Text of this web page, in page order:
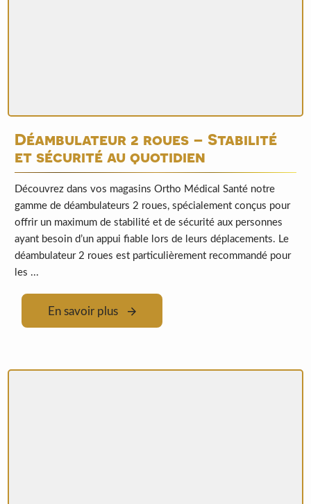
Déambulateur 2 roues – Stabilité
et sécurité au quotidien
Découvrez dans vos magasins Ortho Médical Santé notre
gamme de déambulateurs 2 roues, spécialement conçus pour
offrir un maximum de stabilité et de sécurité aux personnes
ayant besoin d’un appui fiable lors de leurs déplacements. Le
déambulateur 2 roues est particulièrement recommandé pour
les ...
En savoir plus